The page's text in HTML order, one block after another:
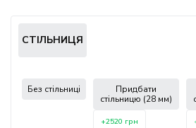
СТІЛЬНИЦЯ
Без стільниці
Придбати
стільницю (28 мм)
+2520 грн